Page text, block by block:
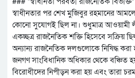
স্বাধীনতার পর শেখ মুজিবুর রহমানের
কোনো সুযোগই ছিল না। শুধুমাত্র আওয়ামী
একচ্ছত্র রাজনৈতিক শক্তি হিসেবে সক্রিয়
অন্যান্য রাজনৈতিক দলগুলোকে নিষিদ্ধ করা
জনগণ সাংবিধানিক অধিকার থেকে বঞ্চিত
বিরোধীদের নিপীড়ন করা হয় এবং তারা